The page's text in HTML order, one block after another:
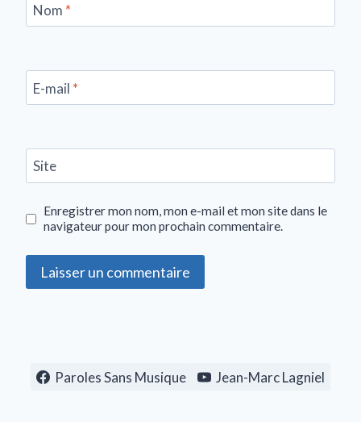
Nom *
E-mail *
Site
Enregistrer mon nom, mon e-mail et mon site dans le
navigateur pour mon prochain commentaire.
Paroles Sans Musique Jean-Marc Lagniel